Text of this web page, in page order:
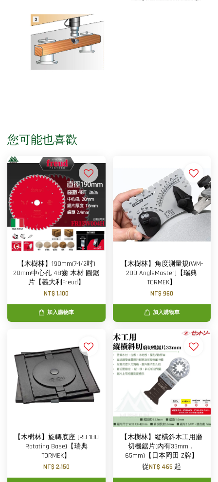
您可能也喜歡
【木樹林】190mm(7-1/2吋)
20mm中心孔 48齒 木材 圓鋸
片【義大利Freud】
NT$ 1,100
加入購物車
【木樹林】角度測量規(WM-
200 AngleMaster)【瑞典
TORMEK】
NT$ 960
加入購物車
【木樹林】旋轉底座 (RB-180
Rotating Base)【瑞典
TORMEK】
NT$ 2,150
【木樹林】縱橫斜木工用磨
切機鋸片(內有33mm．
65mm)【日本岡田 Z牌】
從NT$ 465 起